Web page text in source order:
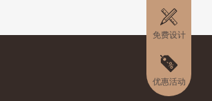
预约成功
免费设计
优惠活动